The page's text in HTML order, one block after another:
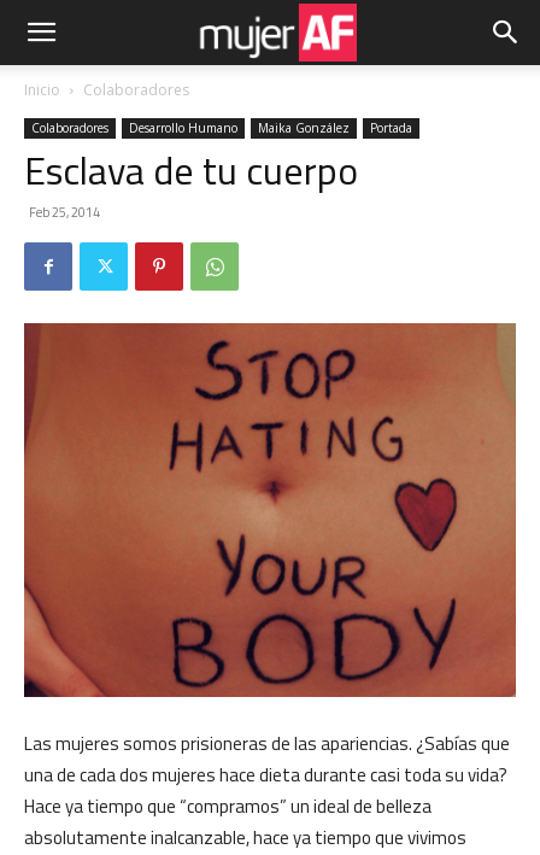
Inicio Colaboradores
Colaboradores Desarrollo Humano Maika González Portada
Esclava de tu cuerpo
Feb 25, 2014
Las mujeres somos prisioneras de las apariencias. ¿Sabías que
una de cada dos mujeres hace dieta durante casi toda su vida?
Hace ya tiempo que “compramos” un ideal de belleza
absolutamente inalcanzable, hace ya tiempo que vivimos